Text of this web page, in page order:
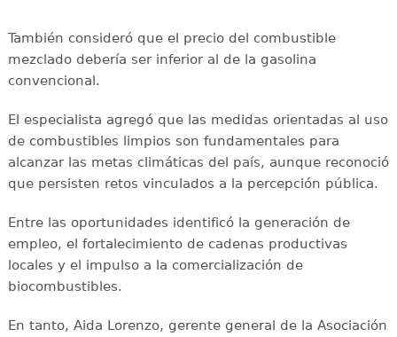
También consideró que el precio del combustible
mezclado debería ser inferior al de la gasolina
convencional.
El especialista agregó que las medidas orientadas al uso
de combustibles limpios son fundamentales para
alcanzar las metas climáticas del país, aunque reconoció
que persisten retos vinculados a la percepción pública.
Entre las oportunidades identificó la generación de
empleo, el fortalecimiento de cadenas productivas
locales y el impulso a la comercialización de
biocombustibles.
En tanto, Aida Lorenzo, gerente general de la Asociación